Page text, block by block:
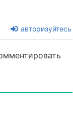
авторизуйтесь